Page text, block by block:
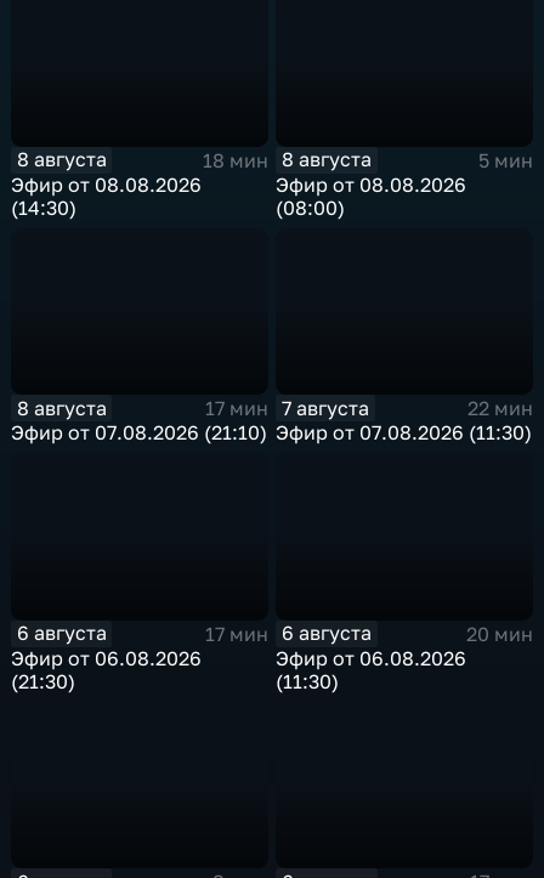
8 августа
18 мин
Эфир от 08.08.2026
(14:30)
8 августа
5 мин
Эфир от 08.08.2026
(08:00)
8 августа
17 мин
Эфир от 07.08.2026 (21:10)
7 августа
22 мин
Эфир от 07.08.2026 (11:30)
6 августа
17 мин
Эфир от 06.08.2026
(21:30)
6 августа
20 мин
Эфир от 06.08.2026
(11:30)